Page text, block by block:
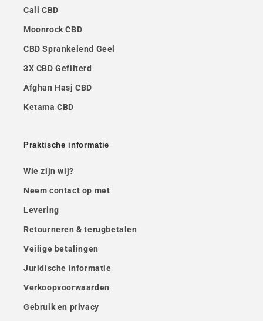
Cali CBD
Moonrock CBD
CBD Sprankelend Geel
3X CBD Gefilterd
Afghan Hasj CBD
Ketama CBD
Praktische informatie
Wie zijn wij?
Neem contact op met
Levering
Retourneren & terugbetalen
Veilige betalingen
Juridische informatie
Verkoopvoorwaarden
Gebruik en privacy